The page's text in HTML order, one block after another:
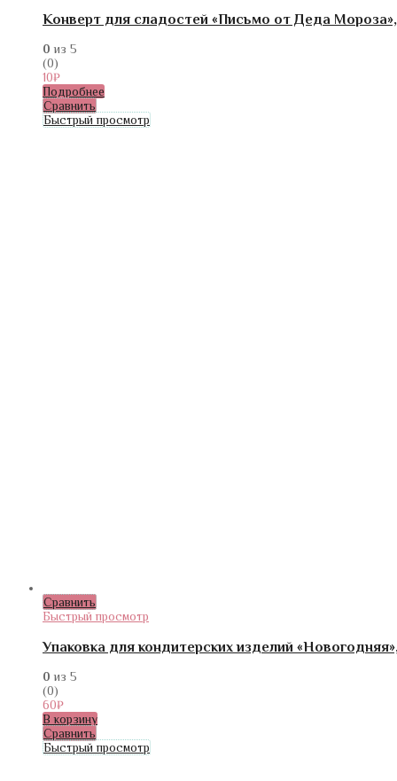
Конверт для сладостей «Письмо от Деда Мороза»,
0 из 5
(0)
10₽
Подробнее
Сравнить
Быстрый просмотр
Сравнить
Быстрый просмотр
Упаковка для кондитерских изделий
0 из 5
(0)
60₽
В корзину
Сравнить
Быстрый просмотр